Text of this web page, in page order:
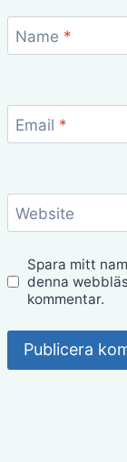
Name *
Email *
Website
Spara mitt
denna
kommentar.